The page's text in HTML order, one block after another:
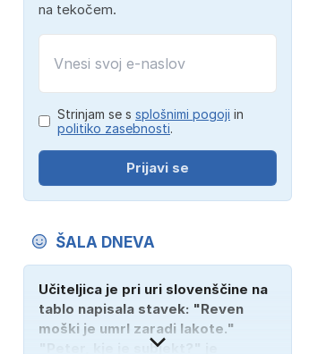
na tekočem.
Strinjam se s splošnimi pogoji in
politiko zasebnosti.
Prijavi se
ŠALA DNEVA
Učiteljica je pri uri slovenščine na
tablo napisala stavek: "Reven
moški je umrl zaradi lakote."
"Peter, kje je subjekt?" je